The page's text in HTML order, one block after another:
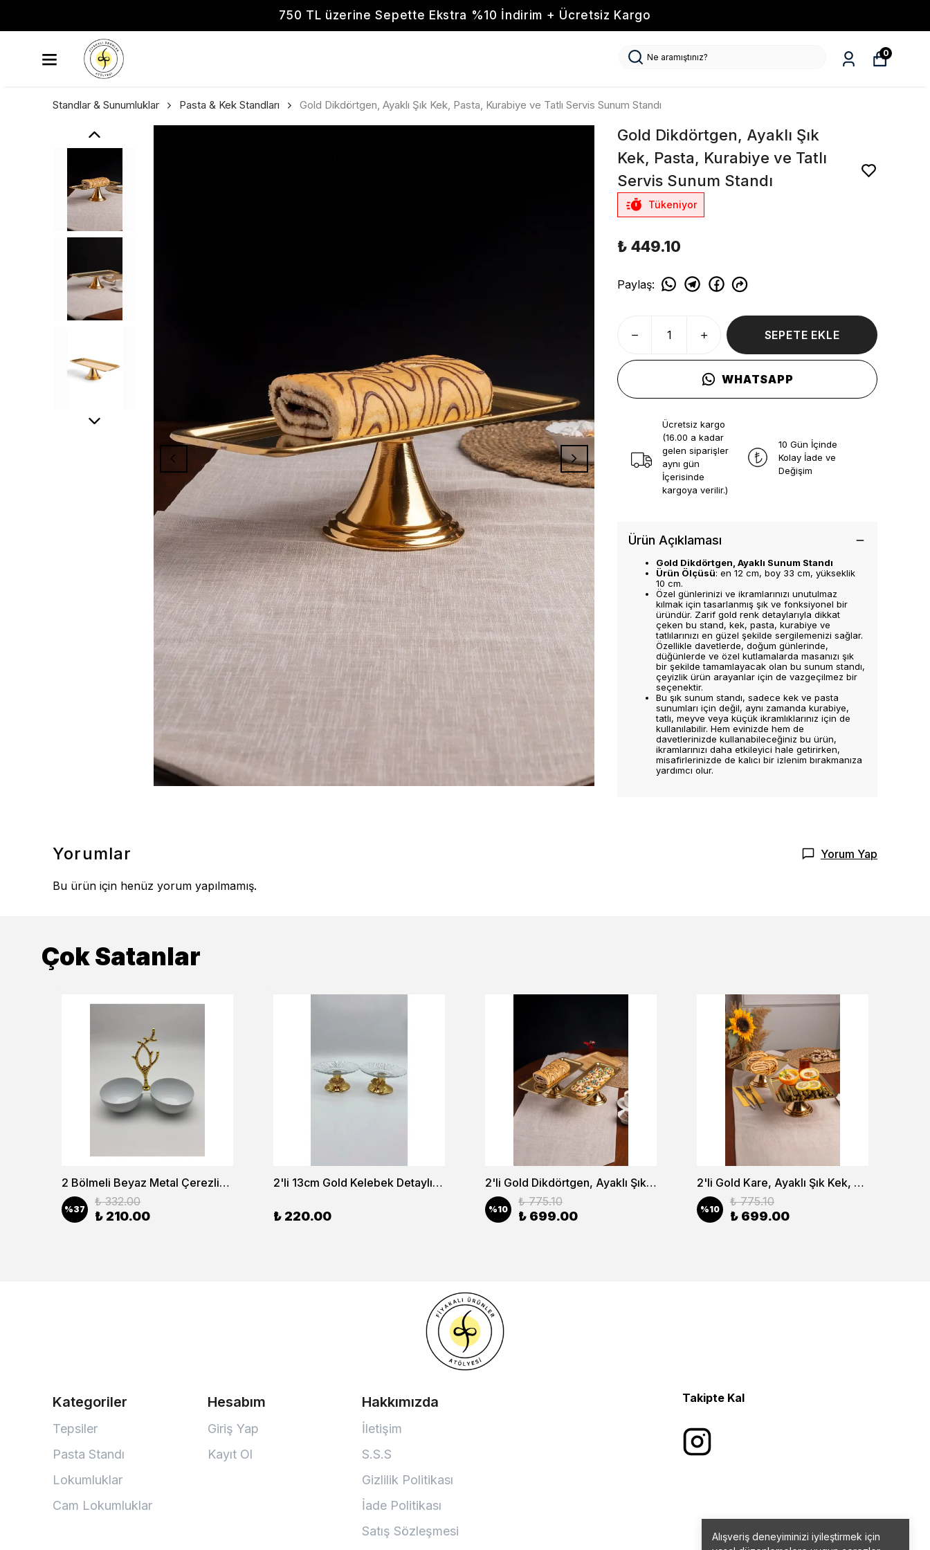
750 TL üzerine Sepette Ekstra %10 İndirim + Ücretsiz Kargo
0
Alışveriş deneyiminizi iyileştirmek için
Standlar & Sunumluklar Pasta & Kek Standları Gold Dikdörtgen, Ayaklı Şık Kek, Pasta, Kurabiye ve Tatlı Servis Sunum Standı
Gold Dikdörtgen, Ayaklı Şık
Kek, Pasta, Kurabiye ve Tatlı
Servis Sunum Standı
Tükeniyor
₺ 449.10
Paylaş:
SEPETE EKLE
WHATSAPP
Ücretsiz kargo
(16.00 a kadar
gelen siparişler
aynı gün
İçerisinde
kargoya verilir.)
10 Gün İçinde
Kolay İade ve
Değişim
Ürün Açıklaması
Gold Dikdörtgen, Ayaklı Sunum Standı
Ürün Ölçüsü: en 12 cm, boy 33 cm, yükseklik
10 cm.
Özel günlerinizi ve ikramlarınızı unutulmaz
kılmak için tasarlanmış şık ve fonksiyonel bir
üründür. Zarif gold renk detaylarıyla dikkat
çeken bu stand, kek, pasta, kurabiye ve
tatlılarınızı en güzel şekilde sergilemenizi sağlar.
Özellikle davetlerde, doğum günlerinde,
düğünlerde ve özel kutlamalarda masanızı şık
bir şekilde tamamlayacak olan bu sunum standı,
çeyizlik ürün arayanlar için de vazgeçilmez bir
seçenektir.
Bu şık sunum standı, sadece kek ve pasta
sunumları için değil, aynı zamanda kurabiye,
tatlı, meyve veya küçük ikramlıklarınız için de
kullanılabilir. Hem evinizde hem de
davetlerinizde kullanabileceğiniz bu ürün,
ikramlarınızı daha etkileyici hale getirirken,
misafirlerinizde de kalıcı bir izlenim bırakmanıza
yardımcı olur.
Yorumlar Yorum Yap
Bu ürün için henüz yorum yapılmamış.
Çok Satanlar
2 Bölmeli Beyaz Metal Çerezlik, Altın Dallı Çerez Tabağı
%37
₺ 332.00
₺ 210.00
2'li 13cm Gold Kelebek Detaylı Metal Ayaklı Cam Lokumluk , Sunumluk , Şekerlik, Çerezlik
₺ 220.00
2'li Gold Dikdörtgen, Ayaklı Şık Kek, Pasta, Kurabiye ve Tatlı Servis Sunum Standı
%10
₺ 775.10
₺ 699.00
2'li Gold Kare, Ayaklı Şık Kek, Pasta, Kurabiye ve Tatlı Servis Sunum Standı
%10
₺ 775.10
₺ 699.00
Kategoriler
Tepsiler
Pasta Standı
Lokumluklar
Cam Lokumluklar
Hesabım
Giriş Yap
Kayıt Ol
Hakkımızda
İletişim
S.S.S
Gizlilik Politikası
İade Politikası
Satış Sözleşmesi
Takipte Kal